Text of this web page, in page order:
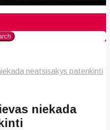
neatsisakys patenkinti
niekada